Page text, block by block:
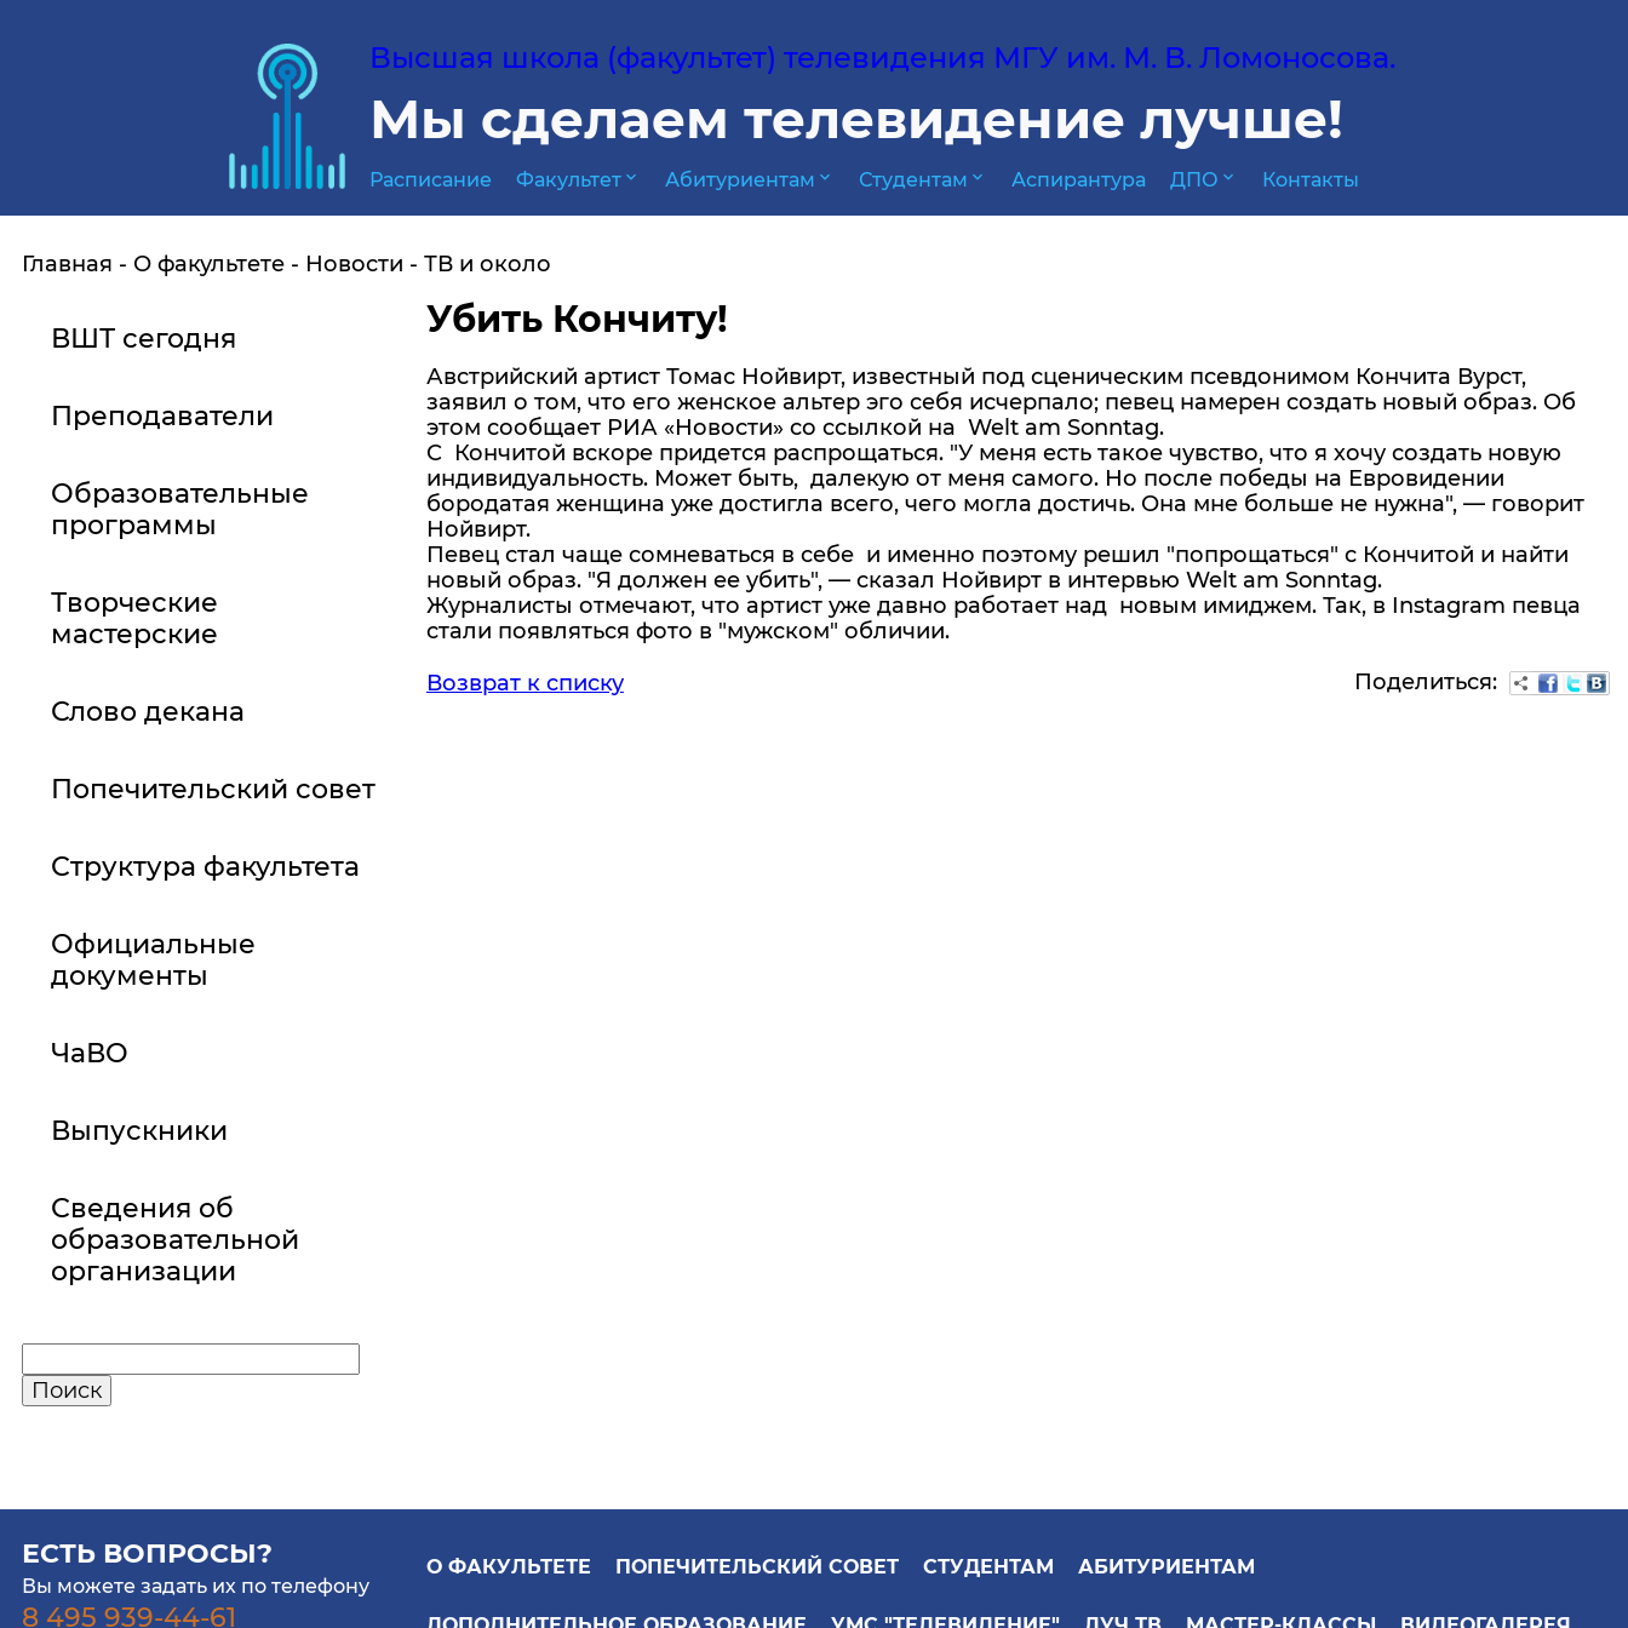
Высшая школа (факультет) телевидения МГУ им. М. В. Ломоносова.
Мы сделаем телевидение лучше!
Расписание Факультет expand_more Абитуриентам expand_more Студентам expand_more Аспирантура ДПО expand_more Контакты
Главная О факультете Новости ТВ и около
ВШТ сегодня
Преподаватели
Образовательные
программы
Творческие
мастерские
Слово декана
Попечительский совет
Структура факультета
Официальные
документы
ЧаВО
Выпускники
Сведения об
образовательной
организации
Убить Кончиту!
Австрийский артист Томас Нойвирт, известный под сценическим псевдонимом Кончита Вурст,
заявил о том, что его женское альтер эго себя исчерпало; певец намерен создать новый образ. Об
этом сообщает РИА «Новости» со ссылкой на Welt am Sonntag.
С Кончитой вскоре придется распрощаться. "У меня есть такое чувство, что я хочу создать новую
индивидуальность. Может быть, далекую от меня самого. Но после победы на Евровидении
бородатая женщина уже достигла всего, чего могла достичь. Она мне больше не нужна", — говорит
Нойвирт.
Певец стал чаще сомневаться в себе и именно поэтому решил "попрощаться" с Кончитой и найти
новый образ. "Я должен ее убить", — сказал Нойвирт в интервью Welt am Sonntag.
Журналисты отмечают, что артист уже давно работает над новым имиджем. Так, в Instagram певца
стали появляться фото в "мужском" обличии.
Возврат к списку
Поделиться:
ЕСТЬ ВОПРОСЫ?
Вы можете задать их по телефону
8 495 939-44-61
О ФАКУЛЬТЕТЕ ПОПЕЧИТЕЛЬСКИЙ СОВЕТ СТУДЕНТАМ АБИТУРИЕНТАМ